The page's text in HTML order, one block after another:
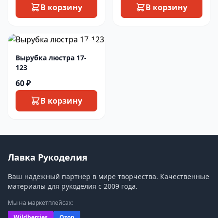
В корзину
В корзину
Вырубка люстра 17-
123
60 ₽
В корзину
Лавка Рукоделия
Ваш надежный партнер в мире творчества. Качественные
материалы для рукоделия с 2009 года.
Мы на маркетплейсах: